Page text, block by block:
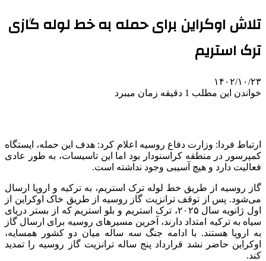
تلاش اوکراین برای حمله به خط لوله گازی
ترک استریم
۱۴۰۲/۱۰/۲۳
خواندن این مطلب 1 دقیقه زمان میبرد
ارتباط فردا: وزارت دفاع روسیه اعلام کرد: هدف این حمله، ایستگاه
کمپرسور در منطقه کراسنودار بود اما این تاسیسات، به طور عادی
فعالیت دارد و هیچ آسیبی وجود نداشته است.
گاز روسیه از طریق خط لوله ترک استریم، به ترکیه و اروپا ارسال
می‌شود. پس از توقف ترانزیت گاز روسیه از طریق خاک اوکراین از
اول ژانویه سال ۲۰۲۵، ترک استریم و بلو استریم که از بستر دریای
سیاه به ترکیه امتداد دارند، آخرین مسیرهای روسیه برای ارسال گاز
به اروپا هستند. با ادامه جنگ سه ساله میان دو کشور همسایه،
اوکراین حاضر نشد قرارداد پنج ساله ترانزیت گاز روسیه را تمدید
کند.